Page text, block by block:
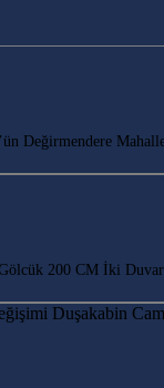
Değirmendere
200 CM İki Duvar